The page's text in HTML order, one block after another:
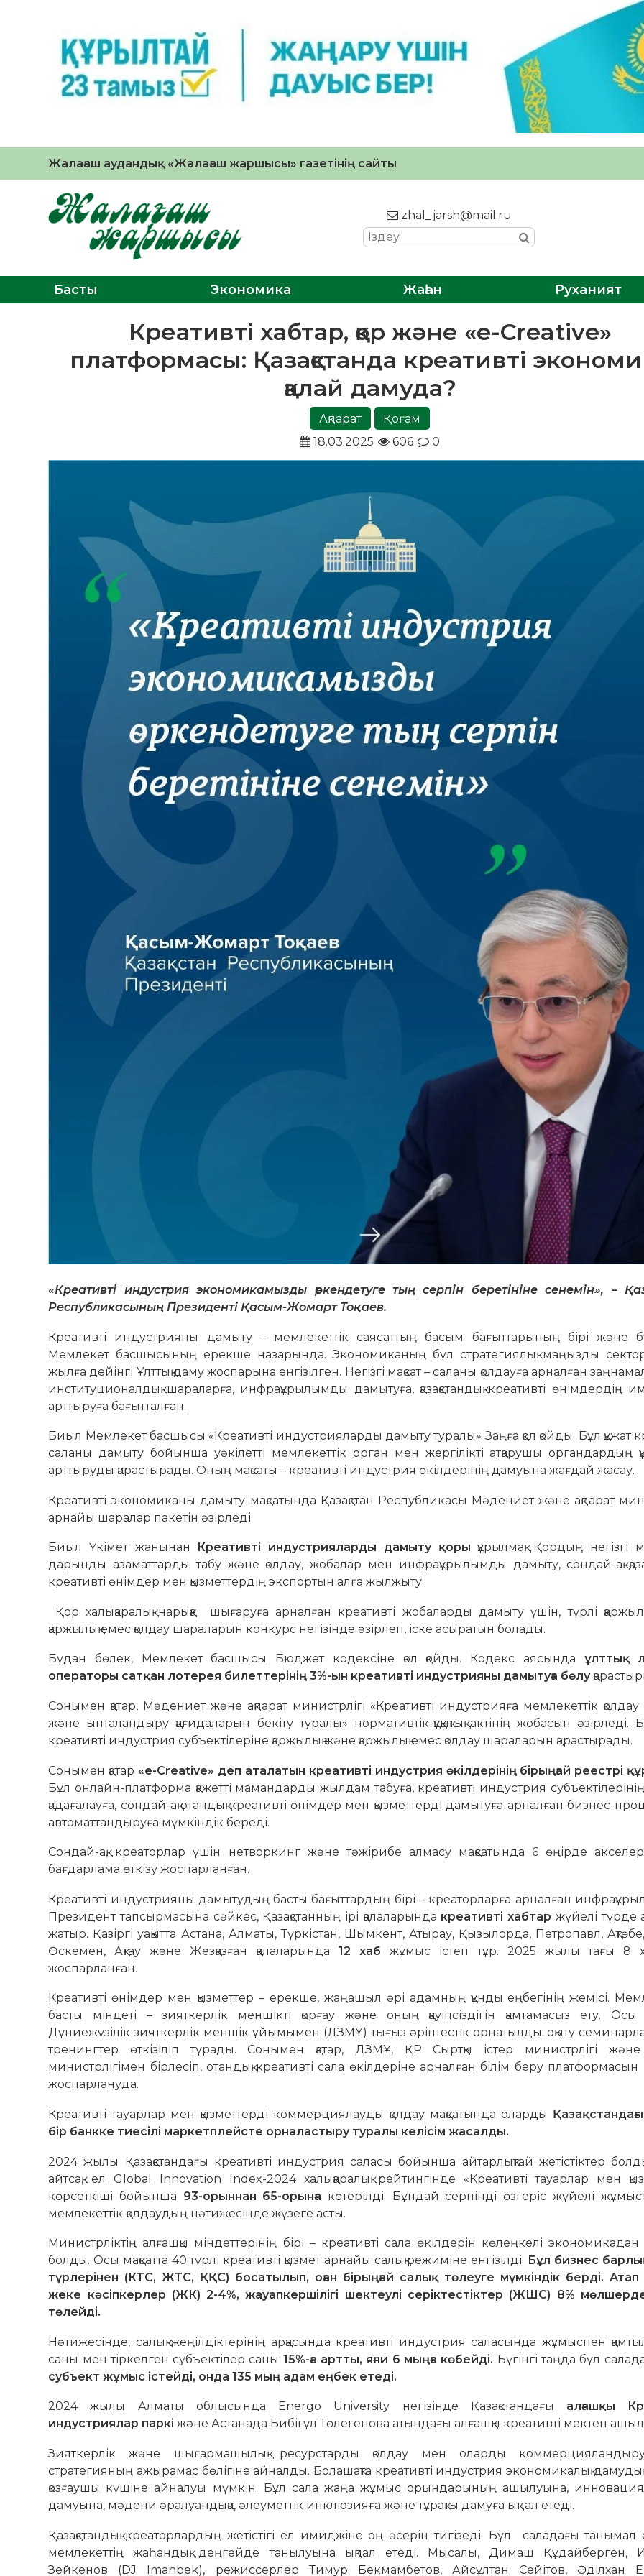
Жалағаш аудандық «Жалағаш жаршысы» газетінің сайты
zhal_jarsh@mail.ru
Басты Экономика Жаһан Руханият
Креативті хабтар, қор және «e-Creative»
платформасы: Қазақстанда креативті
қалай дамуда?
Ақпарат
Қоғам
18.03.2025
606 0
«Креативті индустрия экономикамызды өркендетуге тың серпін беретініне сенемін», –
Республикасының Президенті Қасым-Жомарт Тоқаев.
Креативті индустрияны дамыту – мемлекеттік саясаттың басым бағыттарының бірі және
Мемлекет басшысының ерекше назарында. Экономиканың бұл стратегиялық маңызды
жылға дейінгі Ұлттық даму жоспарына енгізілген. Негізгі мақсат – саланы қолдауға арналған
институционалдық шараларға, инфрақұрылымды дамытуға, қазақстандық креативті өнімдердің
арттыруға бағытталған.
Биыл Мемлекет басшысы «Креативті индустрияларды дамыту туралы» Заңға қол қойды. Бұл құжат
саланы дамыту бойынша уәкілетті мемлекеттік орган мен жергілікті атқарушы органдардың
арттыруды қарастырады. Оның мақсаты – креативті индустрия өкілдерінің дамуына жағдай жасау.
Креативті экономиканы дамыту мақсатында Қазақстан Республикасы Мәдениет және ақпарат
арнайы шаралар пакетін әзірледі.
Биыл Үкімет жанынан Креативті индустрияларды дамыту қоры құрылмақ. Қордың негізгі
дарынды азаматтарды табу және қолдау, жобалар мен инфрақұрылымды дамыту, сондай-ақ
креативті өнімдер мен қызметтердің экспортын алға жылжыту.
Қор халықаралық нарыққа шығаруға арналған креативті жобаларды дамыту үшін, түрлі
қаржылық емес қолдау шараларын конкурс негізінде әзірлеп, іске асыратын болады.
Бұдан бөлек, Мемлекет басшысы Бюджет кодексіне қол қойды. Кодекс аясында ұлттық
операторы сатқан лотерея билеттерінің 3%-ын креативті индустрияны дамытуға бөлу
Сонымен қатар, Мәдениет және ақпарат министрлігі «Креативті индустрияға мемлекеттік қолдау
және ынталандыру қағидаларын бекіту туралы» нормативтік-құқықтық актінің жобасын әзірледі.
креативті индустрия субъектілеріне қаржылық және қаржылық емес қолдау шараларын қарастырады.
Сонымен қатар «e-Creative» деп аталатын креативті индустрия өкілдерінің бірыңғай реестрі
Бұл онлайн-платформа қажетті мамандарды жылдам табуға, креативті индустрия
қадағалауға, сондай-ақ отандық креативті өнімдер мен қызметтерді дамытуға арналған бизнес-
автоматтандыруға мүмкіндік береді.
Сондай-ақ, креаторлар үшін нетворкинг және тәжірибе алмасу мақсатында 6 өңірде
бағдарлама өткізу жоспарланған.
Креативті индустрияны дамытудың басты бағыттардың бірі – креаторларға арналған
Президент тапсырмасына сәйкес, Қазақстанның ірі қалаларында креативті хабтар жүйелі
жатыр. Қазіргі уақытта Астана, Алматы, Түркістан, Шымкент, Атырау, Қызылорда, Петропавл,
Өскемен, Ақтау және Жезқазған қалаларында 12 хаб жұмыс істеп тұр. 2025 жылы тағы 8
жоспарланған.
Креативті өнімдер мен қызметтер – ерекше, жаңашыл әрі адамның құнды еңбегінің жемісі.
басты міндеті – зияткерлік меншікті қорғау және оның қауіпсіздігін қамтамасыз ету. Осы
Дүниежүзілік зияткерлік меншік ұйымымен (ДЗМҰ) тығыз әріптестік орнатылды: оқыту
тренингтер өткізіліп тұрады. Сонымен қатар, ДЗМҰ, ҚР Сыртқы істер министрлігі және
министрлігімен бірлесіп, отандық креативті сала өкілдеріне арналған білім беру платформасын
жоспарлануда.
Креативті тауарлар мен қызметтерді коммерциялауды қолдау мақсатында оларды Қазақстандағы
бір банкке тиесілі маркетплейсте орналастыру туралы келісім жасалды.
2024 жылы Қазақстандағы креативті индустрия саласы бойынша айтарлықтай жетістіктер
айтсақ, ел Global Innovation Index-2024 халықаралық рейтингінде «Креативті тауарлар мен
көрсеткіші бойынша 93-орыннан 65-орынға көтерілді. Бұндай серпінді өзгеріс жүйелі
мемлекеттік қолдаудың нәтижесінде жүзеге асты.
Министрліктің алғашқы міндеттерінің бірі – креативті сала өкілдерін көлеңкелі
болды. Осы мақсатта 40 түрлі креативті қызмет арнайы салық режиміне енгізілді. Бұл бизнес
түрлерінен (КТС, ЖТС, ҚҚС) босатылып, оған бірыңғай салық төлеуге мүмкіндік берді. Атап
жеке кәсіпкерлер (ЖК) 2-4%, жауапкершілігі шектеулі серіктестіктер (ЖШС) 8%
төлейді.
Нәтижесінде, салық жеңілдіктерінің арқасында креативті индустрия саласында жұмыспен
саны мен тіркелген субъектілер саны 15%-ға артты, яғни 6 мыңға көбейді. Бүгінгі таңда бұл
субъект жұмыс істейді, онда 135 мың адам еңбек етеді.
2024 жылы Алматы облысында Energo University негізінде Қазақстандағы алғашқы
индустриялар паркі және Астанада Бибігүл Төлегенова атындағы алғашқы креативті мектеп
Зияткерлік және шығармашылық ресурстарды қолдау мен оларды коммерцияландыру
стратегияның ажырамас бөлігіне айналды. Болашақта креативті индустрия экономикалық дамудың
қозғаушы күшіне айналуы мүмкін. Бұл сала жаңа жұмыс орындарының ашылуына,
дамуына, мәдени әралуандыққа, әлеуметтік инклюзияға және тұрақты дамуға ықпал етеді.
Қазақстандық креаторлардың жетістігі ел имиджіне оң әсерін тигізеді. Бұл саладағы танымал
мемлекеттің жаһандық деңгейде танылуына ықпал етеді. Мысалы, Димаш Құдайберген,
Зейкенов (DJ Imanbek), режиссерлер Тимур Бекмамбетов, Айсұлтан Сейітов, Әділхан